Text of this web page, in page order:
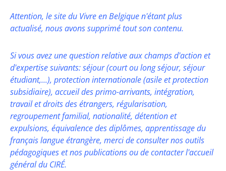
Attention, le site du Vivre en Belgique n'étant plus
actualisé, nous avons supprimé tout son contenu.
Si vous avez une question relative aux champs d'action et
d'expertise suivants: séjour (court ou long séjour, séjour
étudiant,...), protection internationale (asile et protection
subsidiaire), accueil des primo-arrivants, intégration,
travail et droits des étrangers, régularisation,
regroupement familial, nationalité, détention et
expulsions, équivalence des diplômes, apprentissage du
français langue étrangère, merci de consulter nos outils
pédagogiques et nos publications ou de contacter l'accueil
général du CIRÉ.